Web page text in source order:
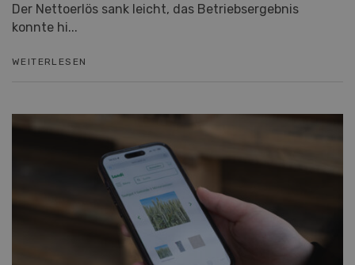
Der Nettoerlös sank leicht, das Betriebsergebnis
konnte hi...
WEITERLESEN